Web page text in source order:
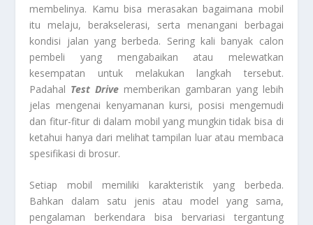
membelinya. Kamu bisa merasakan bagaimana mobil
itu melaju, berakselerasi, serta menangani berbagai
kondisi jalan yang berbeda. Sering kali banyak calon
pembeli yang mengabaikan atau melewatkan
kesempatan untuk melakukan langkah tersebut.
Padahal Test Drive memberikan gambaran yang lebih
jelas mengenai kenyamanan kursi, posisi mengemudi
dan fitur-fitur di dalam mobil yang mungkin tidak bisa di
ketahui hanya dari melihat tampilan luar atau membaca
spesifikasi di brosur.
Setiap mobil memiliki karakteristik yang berbeda.
Bahkan dalam satu jenis atau model yang sama,
pengalaman berkendara bisa bervariasi tergantung